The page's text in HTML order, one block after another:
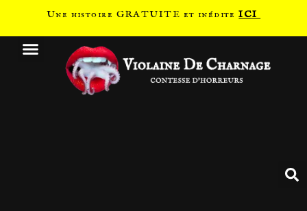
Une histoire GRATUITE et inéditeICI